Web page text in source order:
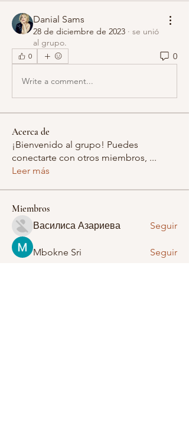
Danial Sams
28 de diciembre de 2023 · se unió
al grupo.
0 0
Write a comment...
Acerca de
¡Bienvenido al grupo! Puedes
conectarte con otros miembros, ...
Leer más
Miembros
Василиса Азариева Seguir
Mbokne Sri Seguir